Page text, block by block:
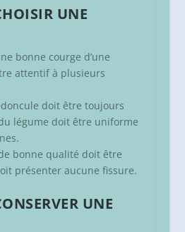
UNE
bonne courge d’une
attentif à plusieurs
doit être toujours
légume doit être uniforme
bonne qualité doit être
présenter aucune fissure.
UNE